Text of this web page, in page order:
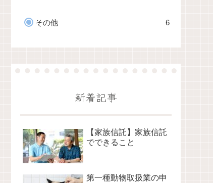
その他 6
新着記事
【家族信託】家族信託
でできること
第一種動物取扱業の申